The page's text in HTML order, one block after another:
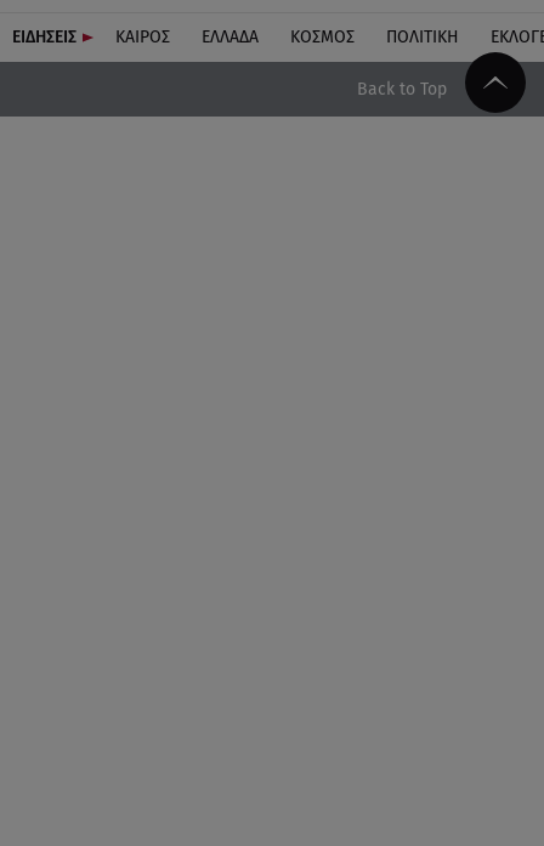
ΕΙΔΗΣΕΙΣ ΚΑΙΡΟΣ ΕΛΛΑΔΑ ΚΟΣΜΟΣ ΠΟΛΙΤΙΚΗ
Back to Top